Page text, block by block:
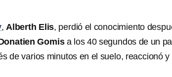
,Alberth Elis, perdió el conocimiento
Gomis a los 40 segundos de un
de varios minutos en el suelo, reaccionó y